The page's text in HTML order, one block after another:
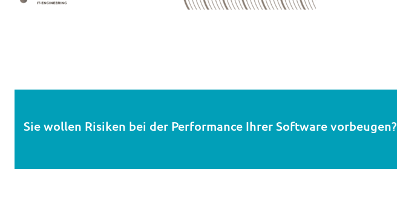
Sie wollen Risiken bei der Performance Ihrer Software vorbeugen?